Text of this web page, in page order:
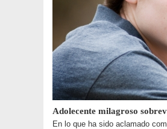
Adolecente milagroso
En lo que ha sido aclamado